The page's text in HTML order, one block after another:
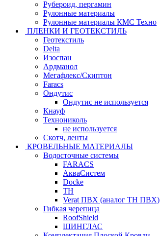
Рубероид, пергамин
Рулонные материалы
Рулонные материалы КМС Техно
ПЛЕНКИ И ГЕОТЕКСТИЛЬ
Геотекстиль
Delta
Изоспан
Ардманол
Мегафлекс/Скиптон
Faracs
Ондутис
Ондутис не используется
Кнауф
Технониколь
не используется
Скотч, ленты
КРОВЕЛЬНЫЕ МАТЕРИАЛЫ
Водосточные системы
FARACS
АкваСистем
Docke
ТН
Verat ПВХ (аналог ТН ПВХ)
Гибкая черепица
RoofShield
ШИНГЛАС